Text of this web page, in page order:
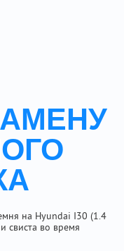
на Hyundai I30 (1.4
свиста во время